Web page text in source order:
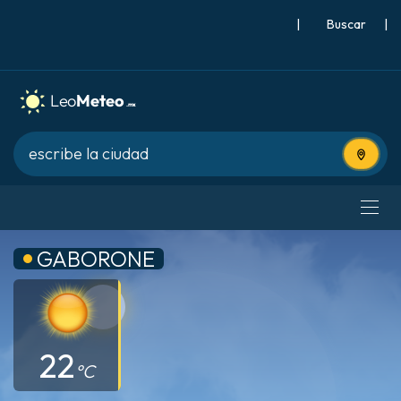
| |
Usa tu
GABORONE
22 °C